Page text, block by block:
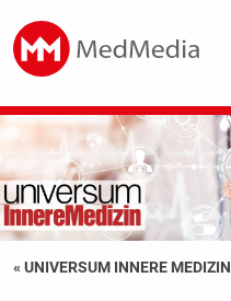
« UNIVERSUM INNERE MEDIZIN